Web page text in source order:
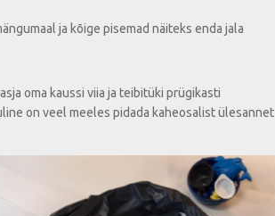
ja kõige pisemad näiteks enda jala
oma kaussi viia ja teibitüki prügikasti
on veel meeles pidada kaheosalist ülesannet